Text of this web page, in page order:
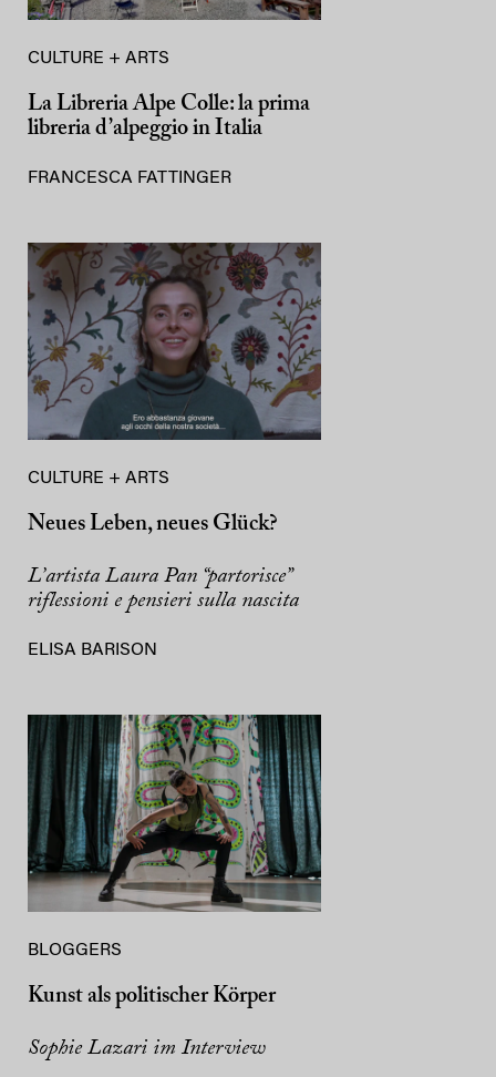
CULTURE + ARTS
La Libreria Alpe Colle: la prima
libreria d’alpeggio in Italia
FRANCESCA FATTINGER
CULTURE + ARTS
Neues Leben, neues Glück?
L’artista Laura Pan “partorisce”
riflessioni e pensieri sulla nascita
ELISA BARISON
BLOGGERS
Kunst als politischer Körper
Sophie Lazari im Interview